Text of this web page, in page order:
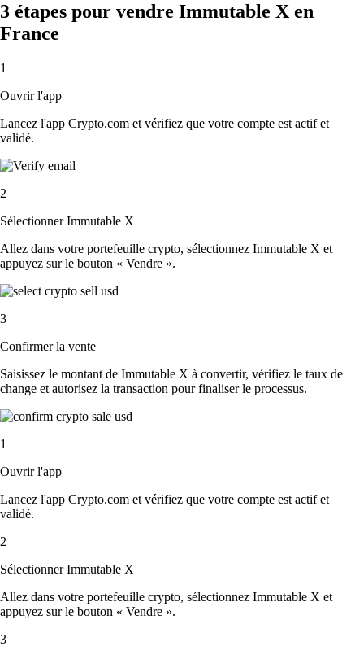
3 étapes pour vendre Immutable X en
France
1
Ouvrir l'app
Lancez l'app Crypto.com et vérifiez que votre compte est actif et
validé.
2
Sélectionner Immutable X
Allez dans votre portefeuille crypto, sélectionnez Immutable X et
appuyez sur le bouton « Vendre ».
3
Confirmer la vente
Saisissez le montant de Immutable X à convertir, vérifiez le taux de
change et autorisez la transaction pour finaliser le processus.
1
Ouvrir l'app
Lancez l'app Crypto.com et vérifiez que votre compte est actif et
validé.
2
Sélectionner Immutable X
Allez dans votre portefeuille crypto, sélectionnez Immutable X et
appuyez sur le bouton « Vendre ».
3